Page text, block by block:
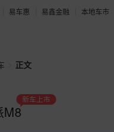
易车惠 易鑫金融 本地车市
正文
M8
新车上市